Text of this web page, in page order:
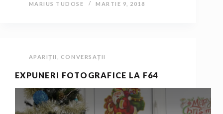
MARIUS TUDOSE MARTIE 9, 2018
APARIȚII CONVERSAȚII
EXPUNERI FOTOGRAFICE LA F64